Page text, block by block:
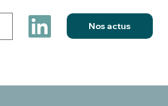
Nos actus